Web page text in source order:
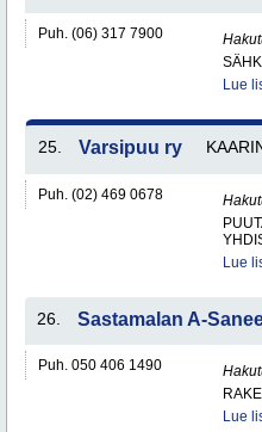
Puh. (06) 317 7900
Lue
25. Varsipuu ry
Puh. (02) 469 0678
Lue
26. Sastamalan A-
Puh. 050 406 1490
Lue